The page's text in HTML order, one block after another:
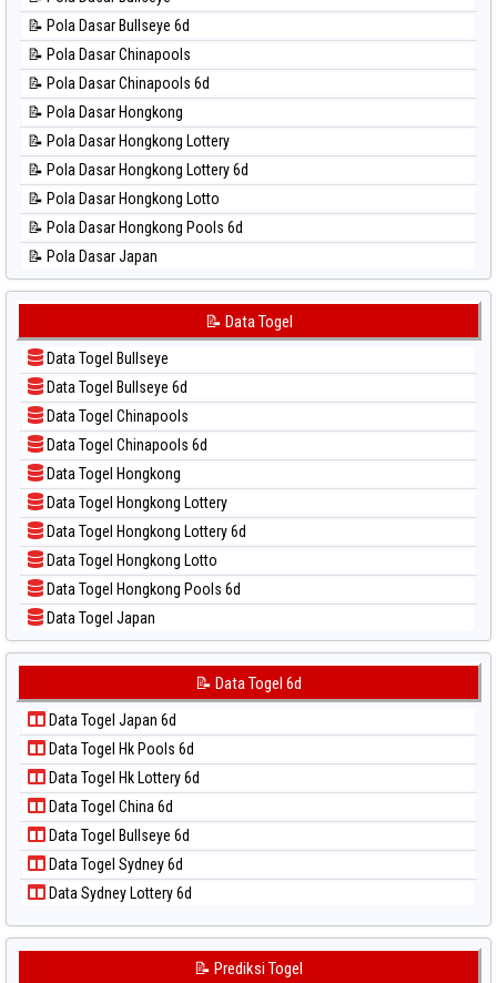
📊 Statistik Magnum Cambodia
📊 Statistik Nagoya
📊 Statistik New York Midday
📊 Statistik North Carolina Day
📊 Statistik Pcso
📊 Statistik Pennsylvania Day
📊 Statistik Sao Paulo
📊 Statistik Singapore
📊 Statistik Sydney
📊 Statistik Sydney Lottery
📊 Statistik Sydney Pools 6d
📊 Statistik Taipei
📊 Statistik Taiwan
📝 Pola Dasar Bullseye 6d
📝 Pola Dasar Chinapools
📝 Pola Dasar Chinapools 6d
📝 Pola Dasar Hongkong
📝 Pola Dasar Hongkong Lottery
📝 Pola Dasar Hongkong Lottery 6d
📝 Pola Dasar Hongkong Lotto
📝 Pola Dasar Hongkong Pools 6d
📝 Pola Dasar Japan
📝 Pola Dasar Japan 6d
📝 Pola Dasar Kuda Lari
📝 Pola Dasar Magnum Cambodia
📝 Pola Dasar Nagoya
📝 Pola Dasar North Carolina Day
📝 Pola Dasar Pcso
📝 Pola Dasar Sao Paulo
📝 Pola Dasar Singapore
📝 Pola Dasar Sydney
📝 Pola Dasar Sydney Lottery
📝 Pola Dasar Sydney Lottery 6d
📝 Pola Dasar Sydney Lotto
📝 Pola Dasar Taiwan
📝 Data Togel
Data Togel Bullseye
Data Togel Bullseye 6d
Data Togel Chinapools
Data Togel Chinapools 6d
Data Togel Hongkong
Data Togel Hongkong Lottery
Data Togel Hongkong Lottery 6d
Data Togel Hongkong Lotto
Data Togel Hongkong Pools 6d
Data Togel Japan
Data Togel Japan 6d
Data Togel Kuda Lari
Data Togel Magnum Cambodia
Data Togel Nagoya
Data Togel North Carolina Day
Data Togel Pcso
Data Togel Sao Paulo
Data Togel Singapore
Data Togel Sydney
Data Togel Sydney Lottery
Data Togel Sydney Lottery 6d
📝 Data Togel 6d
Data Togel Japan 6d
Data Togel Hk Pools 6d
Data Togel Hk Lottery 6d
Data Togel China 6d
Data Togel Bullseye 6d
Data Togel Sydney 6d
Data Sydney Lottery 6d
📝 Prediksi Togel